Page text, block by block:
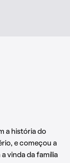
a história do
e começou a
vinda da família